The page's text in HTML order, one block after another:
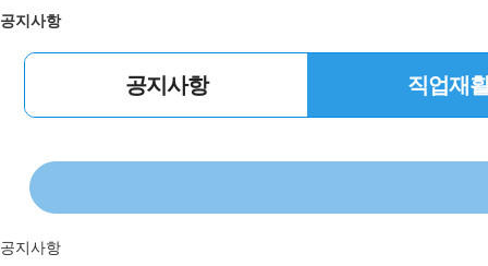
공지사항
공지사항 직업재
공지사항